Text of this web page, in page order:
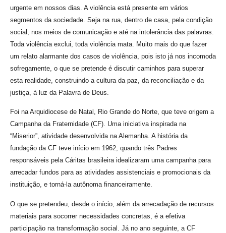
urgente em nossos dias. A violência está presente em vários
segmentos da sociedade. Seja na rua, dentro de casa, pela condição
social, nos meios de comunicação e até na intolerância das palavras.
Toda violência exclui, toda violência mata. Muito mais do que fazer
um relato alarmante dos casos de violência, pois isto já nos incomoda
sofregamente, o que se pretende é discutir caminhos para superar
esta realidade, construindo a cultura da paz, da reconciliação e da
justiça, à luz da Palavra de Deus.
Foi na Arquidiocese de Natal, Rio Grande do Norte, que teve origem a
Campanha da Fraternidade (CF). Uma iniciativa inspirada na
“Miserior”, atividade desenvolvida na Alemanha. A história da
fundação da CF teve início em 1962, quando três Padres
responsáveis pela Cáritas brasileira idealizaram uma campanha para
arrecadar fundos para as atividades assistenciais e promocionais da
instituição, e torná-la autônoma financeiramente.
O que se pretendeu, desde o início, além da arrecadação de recursos
materiais para socorrer necessidades concretas, é a efetiva
participação na transformação social. Já no ano seguinte, a CF